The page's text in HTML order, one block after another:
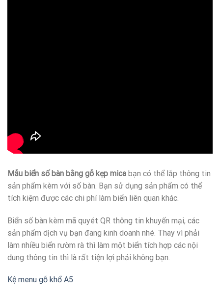
Mẫu biển số bàn bằng gỗ kẹp mica bạn có thể lắp thông tin
sản phẩm kèm với số bàn. Bạn sử dụng sản phẩm có thể
tích kiệm được các chi phí làm biển liên quan khác.
Biển số bàn kèm mã quyét QR thông tin khuyến mại, các
sản phẩm dịch vụ bạn đang kinh doanh nhé. Thay vì phải
làm nhiều biển rườm rà thì làm một biển tích hợp các nội
dung thông tin thì là rất tiện lợi phải không bạn.
Kệ menu gỗ khổ A5